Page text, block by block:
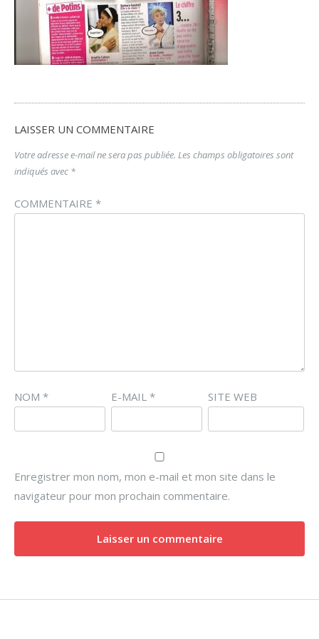
LAISSER UN COMMENTAIRE
Votre adresse e-mail ne sera pas publiée. Les champs obligatoires sont
indiqués avec *
COMMENTAIRE *
NOM * E-MAIL * SITE WEB
Enregistrer mon nom, mon e-mail et mon site dans le
navigateur pour mon prochain commentaire.